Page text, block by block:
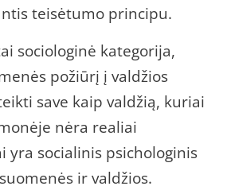
teisėtumo principu.
sociologinė kategorija,
požiūrį į valdžios
save kaip valdžią, kuriai
nėra realiai
yra socialinis psichologinis
ir valdžios.